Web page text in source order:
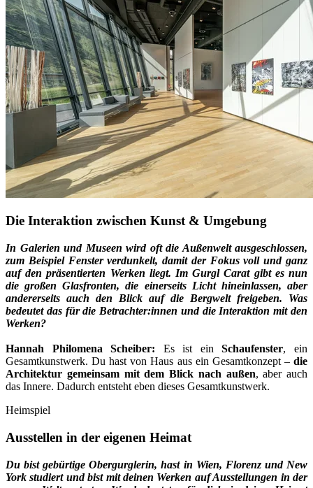
Die Interaktion zwischen Kunst & Umgebung
In Galerien und Museen wird oft die Außenwelt ausgeschlossen,
zum Beispiel Fenster verdunkelt, damit der Fokus voll und ganz
auf den präsentierten Werken liegt. Im Gurgl Carat gibt es nun
die großen Glasfronten, die einerseits Licht hineinlassen, aber
andererseits auch den Blick auf die Bergwelt freigeben. Was
bedeutet das für die Betrachter:innen und die Interaktion mit den
Werken?
Hannah Philomena Scheiber: Es ist einSchaufenster, ein
Gesamtkunstwerk. Du hast von Haus aus ein Gesamtkonzept – die
Architektur gemeinsam mit dem Blick nach außen, aber auch
das Innere. Dadurch entsteht eben dieses Gesamtkunstwerk.
Heimspiel
Ausstellen in der eigenen Heimat
Du bist gebürtige Obergurglerin, hast in Wien, Florenz und New
York studiert und bist mit deinen Werken auf Ausstellungen in der